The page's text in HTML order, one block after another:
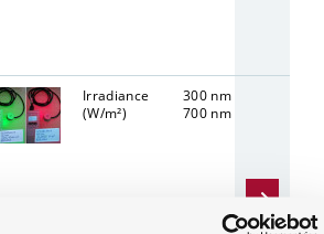
Irradiance
(W/m²)
300 nm -
700 nm